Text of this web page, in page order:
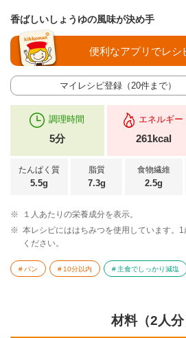
香ばしいしょうゆの風味が決め手
マイレシピ登録（20件まで）
便利なアプリでレシ
調理時間
5分
エネルギー
261kcal
たんぱく質
5.5g
脂質
7.3g
食物繊維
2.5g
※
１人あたりの栄養成分を表示。
※ 本レシピにははちみつを使用しています。
ください。
パン 10分以内 主食でしっかり減塩
材料（2人分